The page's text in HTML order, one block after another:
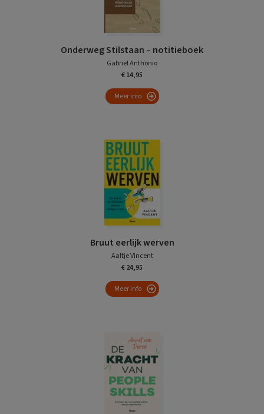
Onderweg Stilstaan – notitieboek
Gabriël Anthonio
€ 14,95
Meer info
Bruut eerlijk werven
Aaltje Vincent
€ 24,95
Meer info